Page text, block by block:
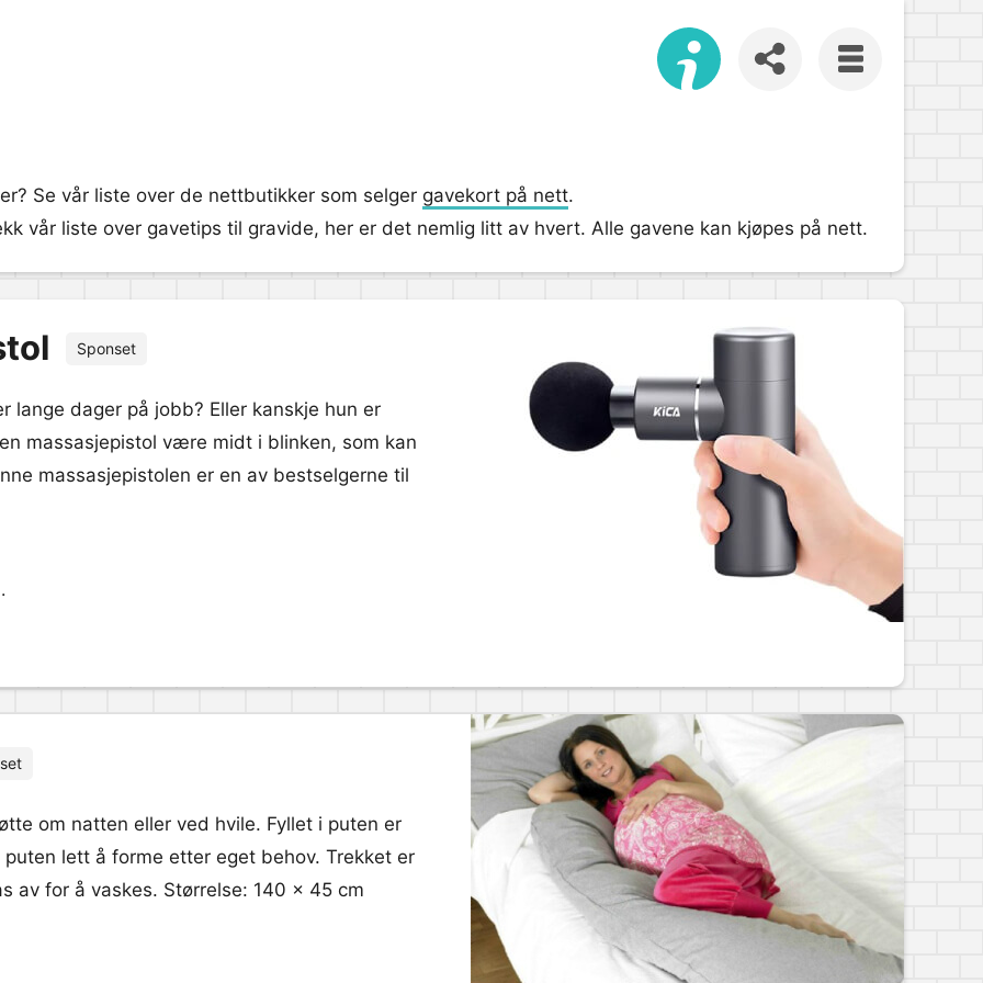
Se vår liste over de nettbutikker som selger gavekort på nett.
vår liste over gavetips til gravide, her er det nemlig litt av hvert. Alle gavene kan kjøpes på nett.
Sponset
lange dager på jobb? Eller kanskje hun er
massasjepistol være midt i blinken, som kan
massasjepistolen er en av bestselgerne til
om natten eller ved hvile. Fyllet i puten er
lett å forme etter eget behov. Trekket er
av for å vaskes. Størrelse: 140 x 45 cm